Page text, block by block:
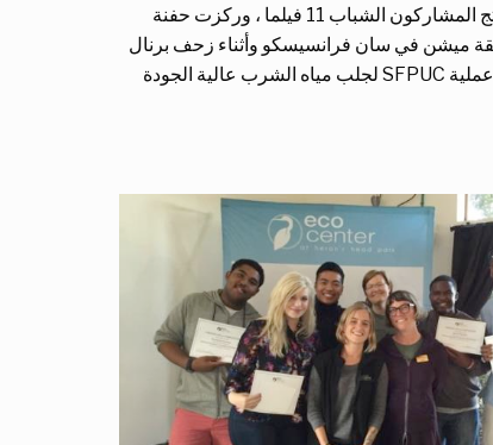
في صيف 2016 ، استضافت BAVC 14 مراهقًا في برنامج التدريب على صناعة الأفلام. أنتج المشاركون الشباب 11 فيلما ، وركزت حفنة
ميشن في سان فرانسيسكو وأثناء زحف برنال
، الذي يستكشف عملية SFPUC لجلب مياه الشرب عالية الجودة